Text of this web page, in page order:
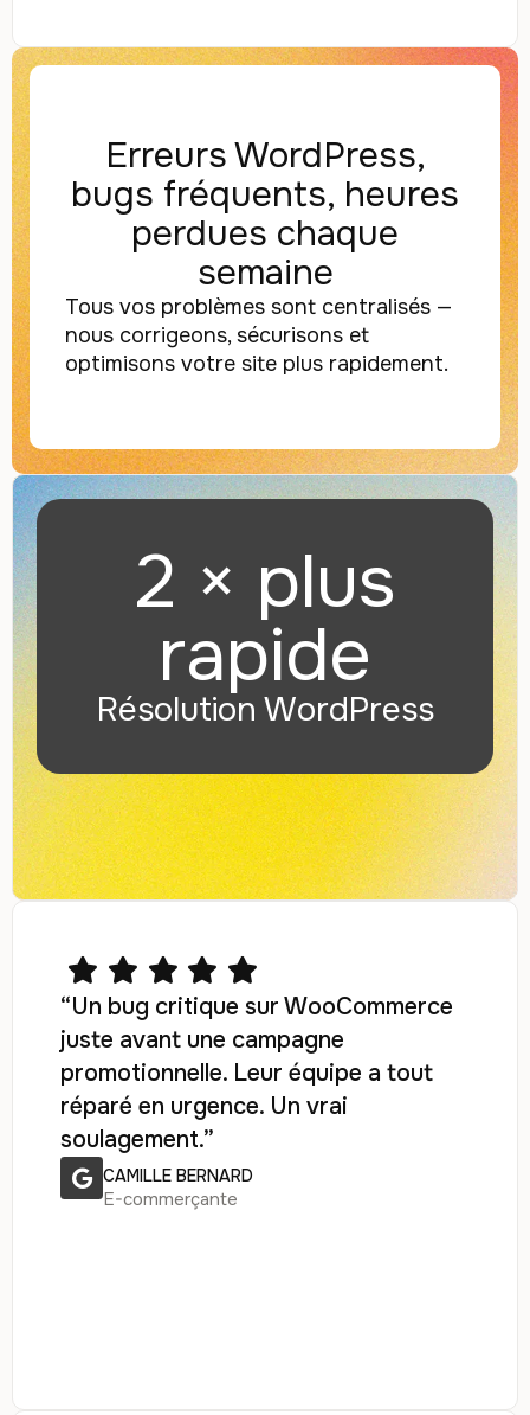
Erreurs WordPress,
bugs fréquents, heures
perdues chaque
semaine
Tous vos problèmes sont centralisés —
nous corrigeons, sécurisons et
optimisons votre site plus rapidement.
2 × plus
rapide
Résolution WordPress
“Un bug critique sur WooCommerce
juste avant une campagne
promotionnelle. Leur équipe a tout
réparé en urgence. Un vrai
soulagement.”
CAMILLE BERNARD
E-commerçante